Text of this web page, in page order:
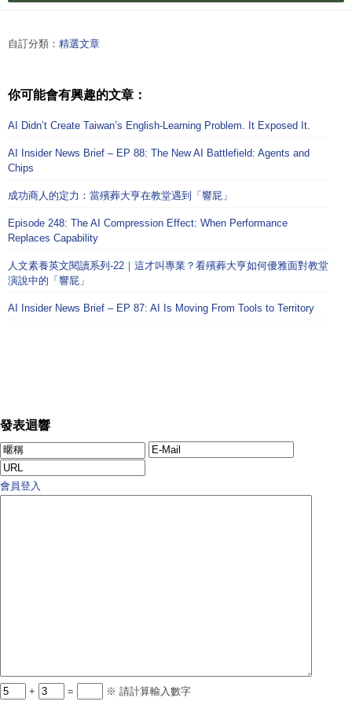
自訂分類： 精選文章
你可能會有興趣的文章：
AI Didn’t Create Taiwan’s English-Learning Problem. It Exposed It.
AI Insider News Brief – EP 88: The New AI Battlefield: Agents and
Chips
成功商人的定力：當殯葬大亨在教堂遇到「響屁」
Episode 248: The AI Compression Effect: When Performance
Replaces Capability
人文素養英文閱讀系列-22｜這才叫專業？看殯葬大亨如何優雅面對教堂
演說中的「響屁」
AI Insider News Brief – EP 87: AI Is Moving From Tools to Territory
發表迴響
會員登入
+ = ※ 請計算輸入數字